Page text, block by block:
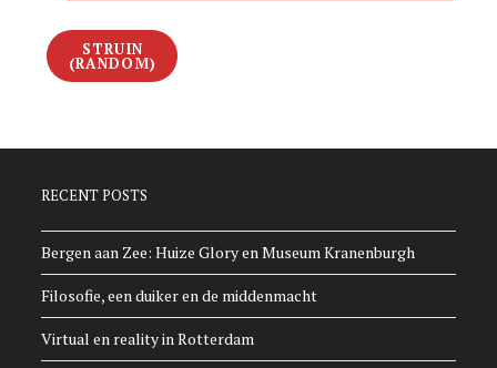
STRUIN
(RANDOM)
RECENT POSTS
Bergen aan Zee: Huize Glory en Museum Kranenburgh
Filosofie, een duiker en de middenmacht
Virtual en reality in Rotterdam